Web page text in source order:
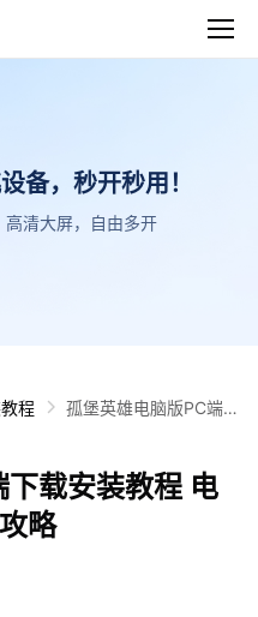
备，秒开秒用！
清大屏，自由多开
程
孤堡英雄电脑版PC端
载安装教程 电
略